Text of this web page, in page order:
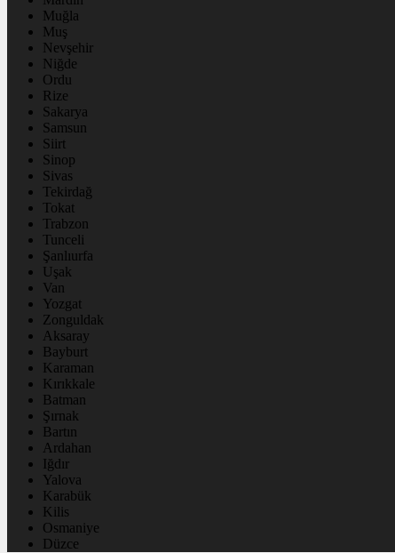
Muğla
Muş
Nevşehir
Niğde
Ordu
Rize
Sakarya
Samsun
Siirt
Sinop
Sivas
Tekirdağ
Tokat
Trabzon
Tunceli
Şanlıurfa
Uşak
Van
Yozgat
Zonguldak
Aksaray
Bayburt
Karaman
Kırıkkale
Batman
Şırnak
Bartın
Ardahan
Iğdır
Yalova
Karabük
Kilis
Osmaniye
Düzce